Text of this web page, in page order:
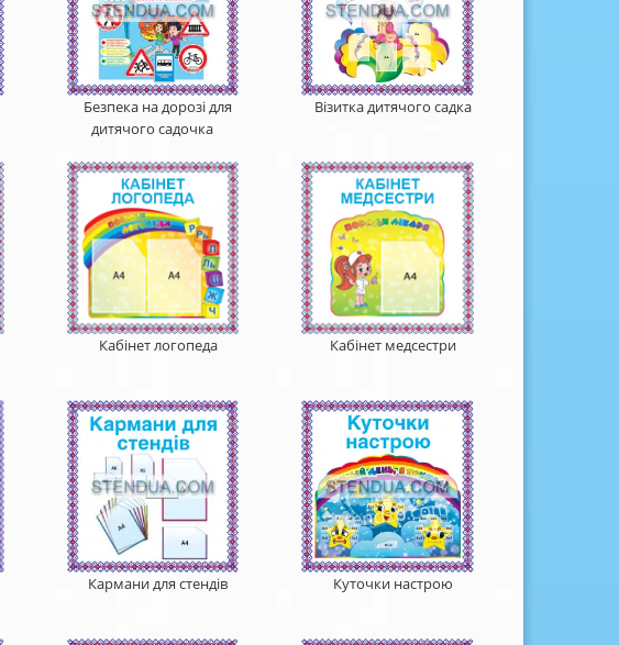
Безпека на дорозі для
дитячого садочка
Візитка дитячого садка
Кабінет логопеда Кабінет медсестри
Кармани для стендів Куточки настрою